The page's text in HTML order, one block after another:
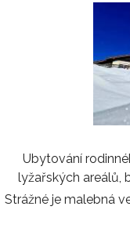
Ubytování
lyžařských areálů,
Strážné je malebná